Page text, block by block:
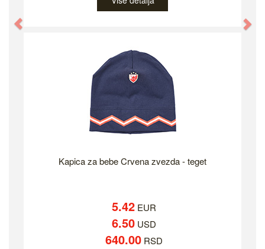
Kapica za bebe Crvena zvezda - teget
5.42 EUR
6.50 USD
640.00 RSD